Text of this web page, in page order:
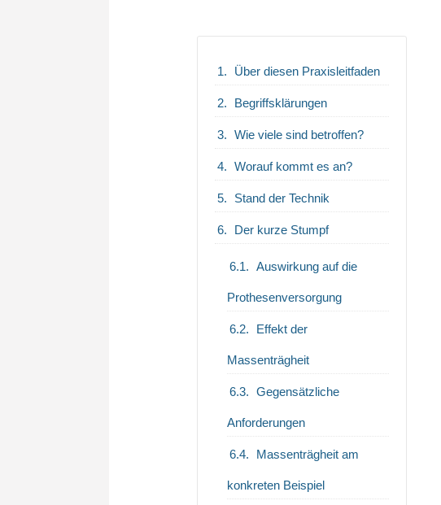
Über diesen Praxisleitfaden
Begriffsklärungen
Wie viele sind betroffen?
Worauf kommt es an?
Stand der Technik
Der kurze Stumpf
Auswirkung auf die
Prothesenversorgung
Effekt der
Massenträgheit
Gegensätzliche
Anforderungen
Massenträgheit am
konkreten Beispiel